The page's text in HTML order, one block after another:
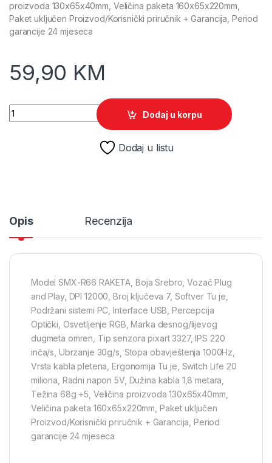
proizvoda 130x65x40mm, Veličina paketa 160x65x220mm,
Paket uključen Proizvod/Korisnički priručnik + Garancija, Period
garancije 24 mjeseca
59,90 KM
Miš gaming RAMPAGE SMX-R66 ROCKET Ultra Light silver,
Dodaj u korpu
Dodaj u listu
Opis Recenzija
Model SMX-R66 RAKETA, Boja Srebro, Vozač Plug
and Play, DPI 12000, Broj ključeva 7, Softver Tu je,
Podržani sistemi PC, Interface USB, Percepcija
Optički, Osvetljenje RGB, Marka desnog/lijevog
dugmeta omren, Tip senzora pixart 3327, IPS 220
inča/s, Ubrzanje 30g/s, Stopa obavještenja 1000Hz,
Vrsta kabla pletena, Ergonomija Tu je, Switch Life 20
miliona, Radni napon 5V, Dužina kabla 1,8 metara,
Težina 68g +5, Veličina proizvoda 130x65x40mm,
Veličina paketa 160x65x220mm, Paket uključen
Proizvod/Korisnički priručnik + Garancija, Period
garancije 24 mjeseca